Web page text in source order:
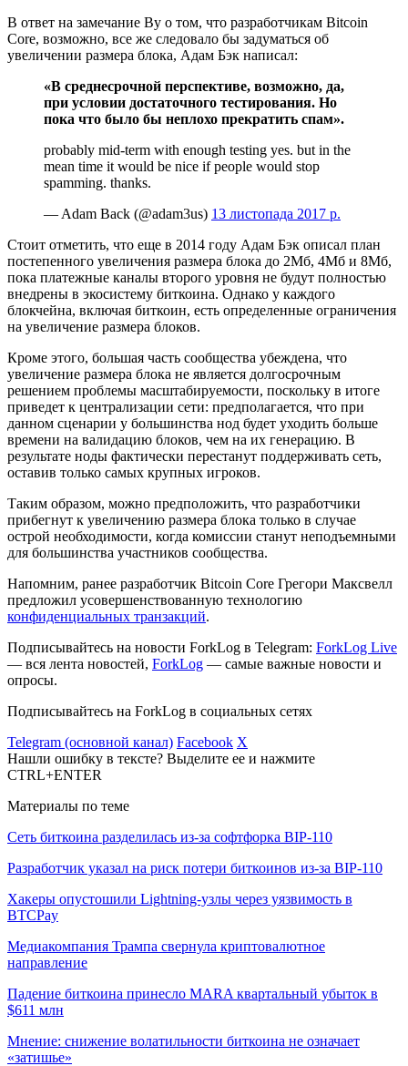
В ответ на замечание Ву о том, что разработчикам Bitcoin
Core, возможно, все же следовало бы задуматься об
увеличении размера блока, Адам Бэк написал:
«В среднесрочной перспективе, возможно, да,
при условии достаточного тестирования. Но
пока что было бы неплохо прекратить спам».
probably mid-term with enough testing yes. but in the
mean time it would be nice if people would stop
spamming. thanks.
— Adam Back (@adam3us) 13 листопада 2017 р.
Стоит отметить, что еще в 2014 году Адам Бэк описал план
постепенного увеличения размера блока до 2Мб, 4Мб и 8Мб,
пока платежные каналы второго уровня не будут полностью
внедрены в экосистему биткоина. Однако у каждого
блокчейна, включая биткоин, есть определенные ограничения
на увеличение размера блоков.
Кроме этого, большая часть сообщества убеждена, что
увеличение размера блока не является долгосрочным
решением проблемы масштабируемости, поскольку в итоге
приведет к централизации сети: предполагается, что при
данном сценарии у большинства нод будет уходить больше
времени на валидацию блоков, чем на их генерацию. В
результате ноды фактически перестанут поддерживать сеть,
оставив только самых крупных игроков.
Таким образом, можно предположить, что разработчики
прибегнут к увеличению размера блока только в случае
острой необходимости, когда комиссии станут неподъемными
для большинства участников сообщества.
Напомним, ранее разработчик Bitcoin Core Грегори Максвелл
предложил усовершенствованную технологию
конфиденциальных транзакций.
Подписывайтесь на новости ForkLog в Telegram: ForkLog Live
— вся лента новостей, ForkLog — самые важные новости и
опросы.
Подписывайтесь на ForkLog в социальных сетях
Telegram (основной канал) Facebook X
Нашли ошибку в тексте? Выделите ее и нажмите
CTRL+ENTER
Материалы по теме
Сеть биткоина разделилась из-за софтфорка BIP-110
Разработчик указал на риск потери биткоинов из-за BIP-110
Хакеры опустошили Lightning-узлы через уязвимость в
BTCPay
Медиакомпания Трампа свернула криптовалютное
направление
Падение биткоина принесло MARA квартальный убыток в
$611 млн
Мнение: снижение волатильности биткоина не означает
«затишье»